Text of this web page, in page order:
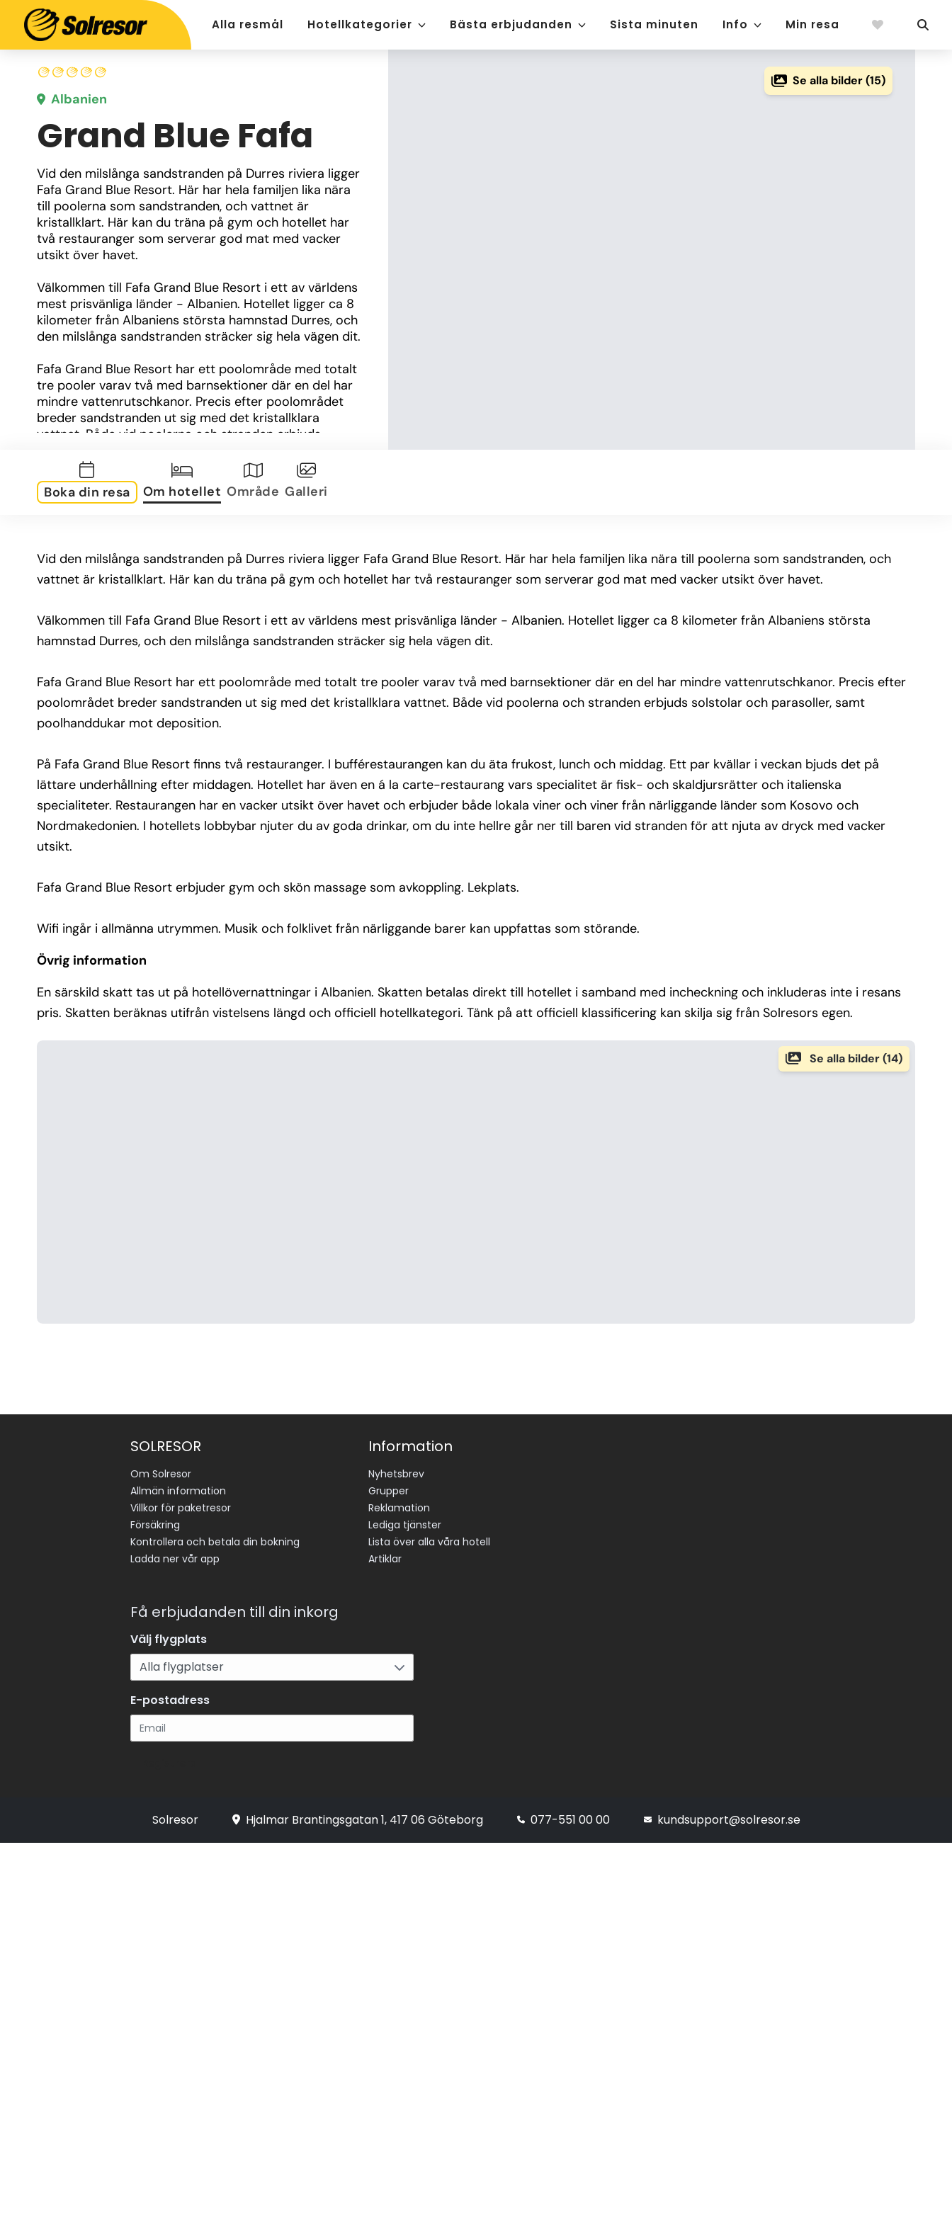
Alla resmål Hotellkategorier Bästa erbjudanden Sista minuten Info Min resa
Albanien
Grand Blue Fafa
Vid den milslånga sandstranden på Durres riviera ligger
Fafa Grand Blue Resort. Här har hela familjen lika nära
till poolerna som sandstranden, och vattnet är
kristallklart. Här kan du träna på gym och hotellet har
två restauranger som serverar god mat med vacker
utsikt över havet.
Välkommen till Fafa Grand Blue Resort i ett av världens
mest prisvänliga länder - Albanien. Hotellet ligger ca 8
kilometer från Albaniens största hamnstad Durres, och
den milslånga sandstranden sträcker sig hela vägen dit.
Fafa Grand Blue Resort har ett poolområde med totalt
tre pooler varav två med barnsektioner där en del har
mindre vattenrutschkanor. Precis efter poolområdet
breder sandstranden ut sig med det kristallklara
vattnet. Både vid poolerna och stranden erbjuds
deposition.
På Fafa Grand Blue Resort finns två restauranger. I
carte-restaurang vars specialitet är fisk- och
skaldjursrätter och italienska specialiteter.
erbjuder både lokala viner och viner från närliggande
länder som Kosovo och Nordmakedonien. I hotellets
lobbybar njuter du av goda drinkar, om du inte hellre
med vacker utsikt.
Fafa Grand Blue Resort erbjuder gym och skön
massage som avkoppling. Lekplats.
Wifi ingår i allmänna utrymmen. Musik och folklivet från
närliggande barer kan uppfattas som störande.
Se alla bilder (15)
Boka din resa Om hotellet Område Galleri
Vid den milslånga sandstranden på Durres riviera ligger Fafa Grand Blue Resort. Här har hela familjen lika nära till poolerna som sandstranden, och
vattnet är kristallklart. Här kan du träna på gym och hotellet har två restauranger som serverar god mat med vacker utsikt över havet.
Välkommen till Fafa Grand Blue Resort i ett av världens mest prisvänliga länder - Albanien. Hotellet ligger ca 8 kilometer från Albaniens största
hamnstad Durres, och den milslånga sandstranden sträcker sig hela vägen dit.
Fafa Grand Blue Resort har ett poolområde med totalt tre pooler varav två med barnsektioner där en del har mindre vattenrutschkanor. Precis efter
poolområdet breder sandstranden ut sig med det kristallklara vattnet. Både vid poolerna och stranden erbjuds solstolar och parasoller, samt
poolhanddukar mot deposition.
På Fafa Grand Blue Resort finns två restauranger. I bufférestaurangen kan du äta frukost, lunch och middag. Ett par kvällar i veckan bjuds det på
lättare underhållning efter middagen. Hotellet har även en á la carte-restaurang vars specialitet är fisk- och skaldjursrätter och italienska
specialiteter. Restaurangen har en vacker utsikt över havet och erbjuder både lokala viner och viner från närliggande länder som Kosovo och
Nordmakedonien. I hotellets lobbybar njuter du av goda drinkar, om du inte hellre går ner till baren vid stranden för att njuta av dryck med vacker
utsikt.
Fafa Grand Blue Resort erbjuder gym och skön massage som avkoppling. Lekplats.
Wifi ingår i allmänna utrymmen. Musik och folklivet från närliggande barer kan uppfattas som störande.
Övrig information
En särskild skatt tas ut på hotellövernattningar i Albanien. Skatten betalas direkt till hotellet i samband med incheckning och inkluderas inte i resans
pris. Skatten beräknas utifrån vistelsens längd och officiell hotellkategori. Tänk på att officiell klassificering kan skilja sig från Solresors egen.
Se alla bilder (14)
SOLRESOR
Om Solresor
Allmän information
Villkor för paketresor
Försäkring
Kontrollera och betala din bokning
Ladda ner vår app
Information
Nyhetsbrev
Grupper
Reklamation
Lediga tjänster
Lista över alla våra hotell
Artiklar
Få erbjudanden till din inkorg
Välj flygplats
E-postadress
Solresor Hjalmar Brantingsgatan 1, 417 06 Göteborg 077-551 00 00 kundsupport@solresor.se